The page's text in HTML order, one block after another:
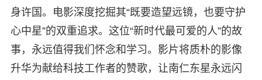
身许国。电影深度挖掘其“既要造望远镜，也要守护
心中星”的双重追求。这位“新时代最可爱的人”的故
事，永远值得我们怀念和学习。影片将质朴的影像
升华为献给科技工作者的赞歌，让南仁东星永远闪